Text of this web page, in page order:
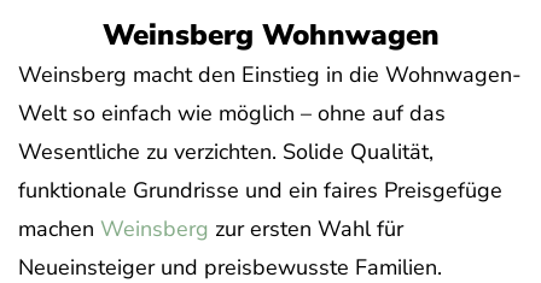
Weinsberg Wohnwagen
Weinsberg macht den Einstieg in die Wohnwagen-
Welt so einfach wie möglich – ohne auf das
Wesentliche zu verzichten. Solide Qualität,
funktionale Grundrisse und ein faires Preisgefüge
machen Weinsberg zur ersten Wahl für
Neueinsteiger und preisbewusste Familien.